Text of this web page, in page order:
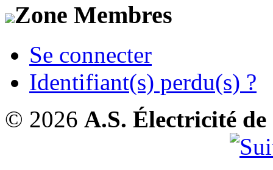
Zone Membres
Se connecter
Identifiant(s) perdu(s) ?
© 2026 A.S. Électricité